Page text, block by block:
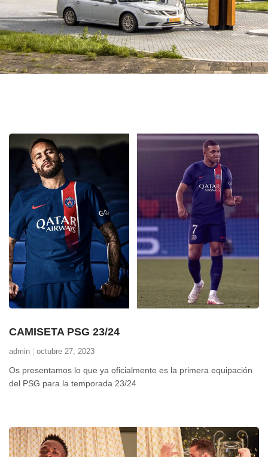
CAMISETA PSG 23/24
admin octubre 27, 2023
Os presentamos lo que ya oficialmente es la primera equipación
del PSG para la temporada 23/24